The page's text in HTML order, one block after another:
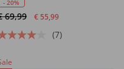
- 20%
69,99 € 55,99
(7)